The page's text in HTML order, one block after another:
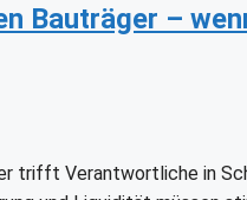
Bauträger –
trifft Verantwortliche in